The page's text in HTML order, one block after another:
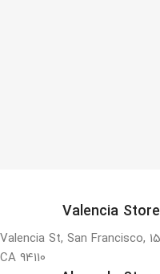
Valencia Store
1501 Valencia St, San Francisco,
CA 94110